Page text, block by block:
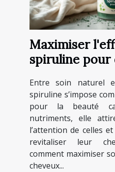
Maximiser
spiruline pour
Entre soin naturel
spiruline s’impose
pour la beauté
nutriments, elle
l’attention de celles
revitaliser leur
comment maximiser
cheveux...